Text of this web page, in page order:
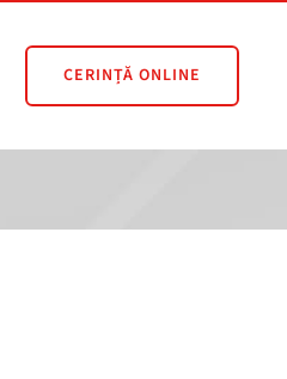
CERINȚĂ ONLINE